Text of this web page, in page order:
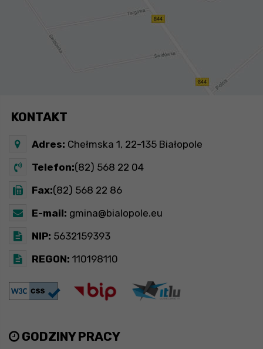
KONTAKT
Adres: Chełmska 1, 22-135 Białopole
Telefon:(82) 568 22 04
Fax:(82) 568 22 86
E-mail: gmina@bialopole.eu
NIP: 5632159393
REGON: 110198110
GODZINY PRACY